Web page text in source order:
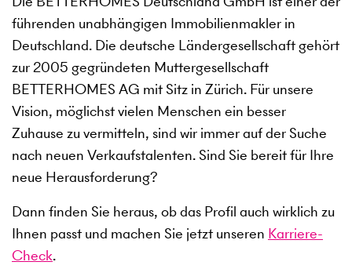
führenden unabhängigen Immobilienmakler in
Deutschland. Die deutsche Ländergesellschaft gehört
zur 2005 gegründeten Muttergesellschaft
BETTERHOMES AG mit Sitz in Zürich. Für unsere
Vision, möglichst vielen Menschen ein besser
Zuhause zu vermitteln, sind wir immer auf der Suche
nach neuen Verkaufstalenten. Sind Sie bereit für Ihre
neue Herausforderung?
Dann finden Sie heraus, ob das Profil auch wirklich zu
Ihnen passt und machen Sie jetzt unseren Karriere-
Check.